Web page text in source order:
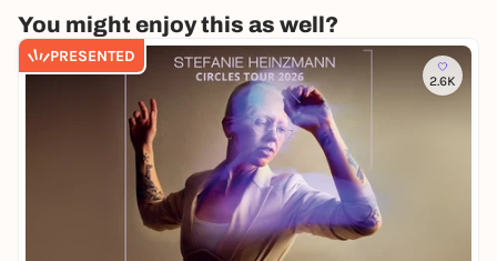
You might enjoy this as well?
PRESENTED
2.6K